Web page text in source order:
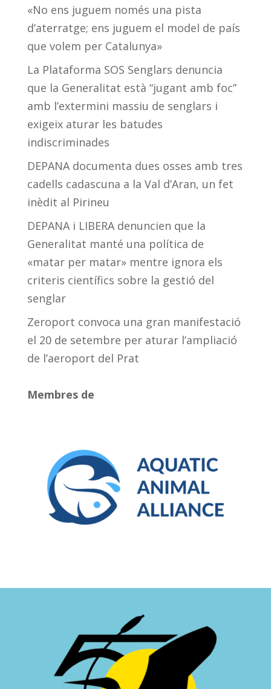
«No ens juguem només una pista
d’aterratge; ens juguem el model de país
que volem per Catalunya»
La Plataforma SOS Senglars denuncia
que la Generalitat està “jugant amb foc”
amb l’extermini massiu de senglars i
exigeix aturar les batudes
indiscriminades
DEPANA documenta dues osses amb tres
cadells cadascuna a la Val d’Aran, un fet
inèdit al Pirineu
DEPANA i LIBERA denuncien que la
Generalitat manté una política de
«matar per matar» mentre ignora els
criteris científics sobre la gestió del
senglar
Zeroport convoca una gran manifestació
el 20 de setembre per aturar l’ampliació
de l’aeroport del Prat
Membres de